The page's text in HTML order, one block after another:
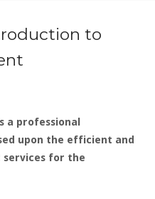
to
a professional
upon the efficient and
for the